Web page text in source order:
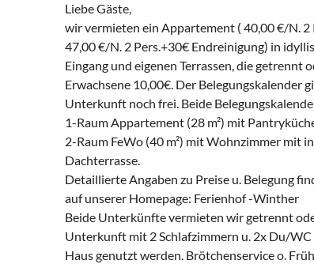
Liebe Gäste,
wir vermieten ein Appartement ( 40,00 €/N. 2
47,00 €/N. 2 Pers.+30€ Endreinigung) in
Eingang und eigenen Terrassen, die
Erwachsene 10,00€. Der
Unterkunft noch frei. Beide
1-Raum Appartement (28 m²) mit
2-Raum FeWo (40 m²) mit Wohnzimmer mit
Dachterrasse.
Detaillierte Angaben zu Preise u. Belegung
auf unserer Homepage: Ferienhof -Winther
Beide Unterkünfte vermieten wir getrennt
Unterkunft mit 2 Schlafzimmern u. 2x Du/
Haus genutzt werden. Brötchenservice o.